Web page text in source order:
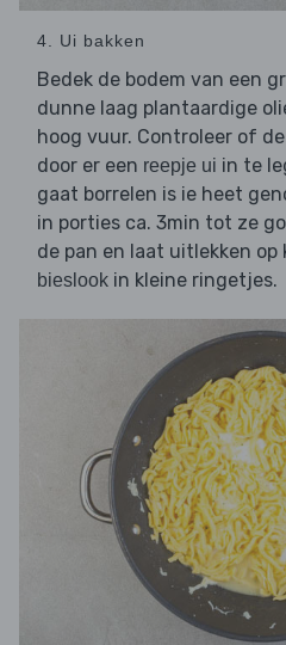
4. Ui bakken
Bedek de bodem van een
dunne laag plantaardige
hoog vuur. Controleer of
door er een reepje ui in te
gaat borrelen is ie heet
in porties ca. 3min tot ze
de pan en laat uitlekken op
bieslook in kleine ringetjes.